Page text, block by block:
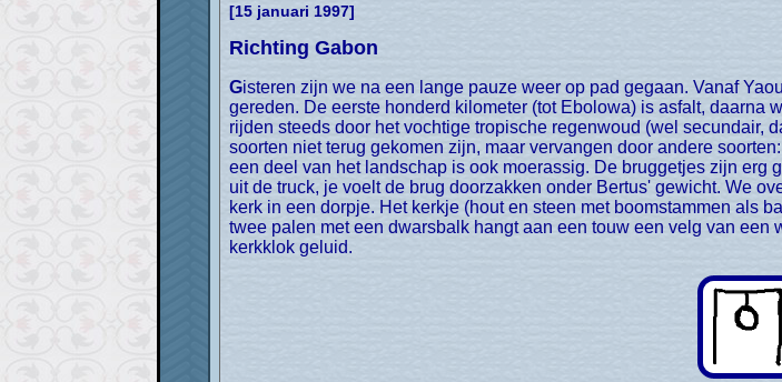
[15 januari 1997]
Richting Gabon
Gisteren zijn we na een lange pauze weer op pad gegaan. Vanaf Yaoundé zijn we naar het zuiden richting grens met Gabon
gereden. De eerste honderd kilometer (tot Ebolowa) is asfalt, daarna
rijden steeds door het vochtige tropische regenwoud (wel secundair,
soorten niet terug gekomen zijn, maar vervangen door andere
een deel van het landschap is ook moerassig. De bruggetjes zijn erg
uit de truck, je voelt de brug doorzakken onder Bertus' gewicht. We
kerk in een dorpje. Het kerkje (hout en steen met boomstammen als
twee palen met een dwarsbalk hangt aan een touw een velg van
kerkklok geluid.